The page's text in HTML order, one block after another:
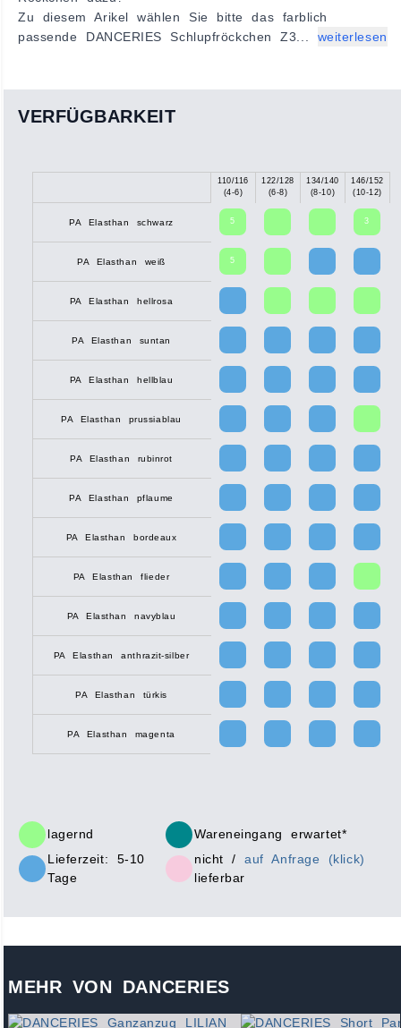
Zu diesem Arikel wählen Sie bitte das farblich
passende DANCERIES Schlupfröckchen Z3... weiterlesen
VERFÜGBARKEIT
110/116
(4-6)
122/128
(6-8)
134/140
(8-10)
146/152
(10-12)
PA Elasthan schwarz 5 3
PA Elasthan weiß 5
PA Elasthan hellrosa
PA Elasthan suntan
PA Elasthan hellblau
PA Elasthan prussiablau
PA Elasthan rubinrot
PA Elasthan pflaume
PA Elasthan bordeaux
PA Elasthan flieder
PA Elasthan navyblau
PA Elasthan anthrazit-silber
PA Elasthan türkis
PA Elasthan magenta
lagernd
Wareneingang erwartet*
Lieferzeit: 5-10
Tage
nicht /auf Anfrage (klick)
lieferbar
MEHR VON DANCERIES